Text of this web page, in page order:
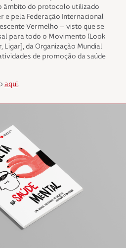
âmbito do protocolo utilizado
e pela Federação Internacional
Vermelho – visto que se
para todo o Movimento (Look
Ligar], da Organização Mundial
de promoção da saúde
aqui.